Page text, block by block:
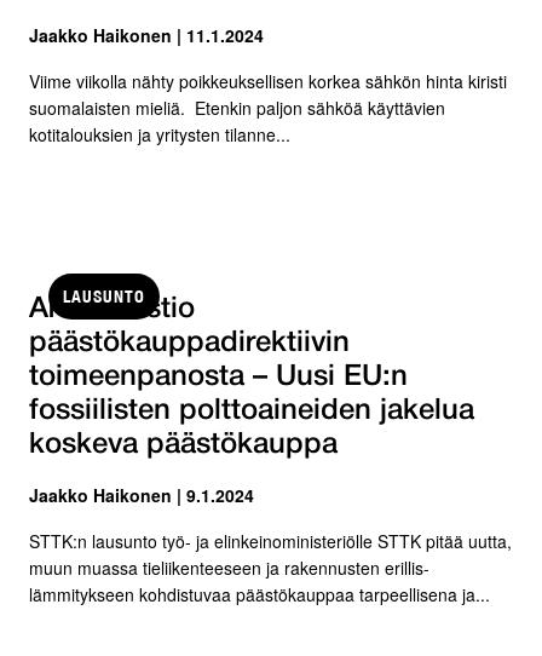
Jaakko Haikonen | 11.1.2024
Viime viikolla nähty poikkeuksellisen korkea sähkön hinta kiristi
suomalaisten mieliä. Etenkin paljon sähköä käyttävien
kotitalouksien ja yritysten tilanne...
LAUSUNTO
Arviomuistio
päästökauppadirektiivin
toimeenpanosta – Uusi EU:n
fossiilisten polttoaineiden jakelua
koskeva päästökauppa
Jaakko Haikonen | 9.1.2024
STTK:n lausunto työ- ja elinkeinoministeriölle STTK pitää uutta,
muun muassa tieliikenteeseen ja rakennusten erillis-
lämmitykseen kohdistuvaa päästökauppaa tarpeellisena ja...